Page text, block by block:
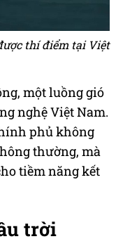
thí điểm tại Việt
một luồng gió
nghệ Việt Nam.
phủ không
thường, mà
tiềm năng kết
trời